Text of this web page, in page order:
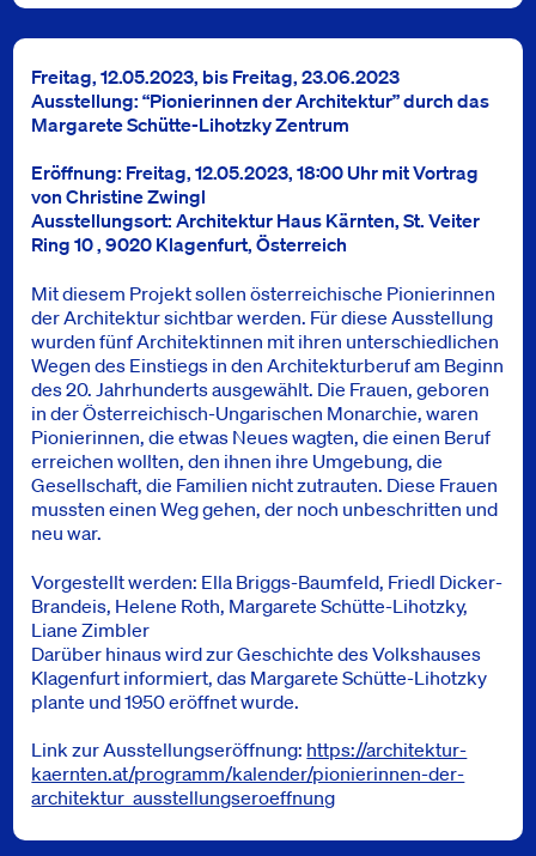
Freitag, 12.05.2023, bis Freitag, 23.06.2023
Ausstellung: “Pionierinnen der Architektur” durch das
Margarete Schütte-Lihotzky Zentrum
Eröffnung: Freitag, 12.05.2023, 18:00 Uhr mit Vortrag
von Christine Zwingl
Ausstellungsort: Architektur Haus Kärnten, St. Veiter
Ring 10 , 9020 Klagenfurt, Österreich
Mit diesem Projekt sollen österreichische Pionierinnen
der Architektur sichtbar werden. Für diese Ausstellung
wurden fünf Architektinnen mit ihren unterschiedlichen
Wegen des Einstiegs in den Architekturberuf am Beginn
des 20. Jahrhunderts ausgewählt. Die Frauen, geboren
in der Österreichisch-Ungarischen Monarchie, waren
Pionierinnen, die etwas Neues wagten, die einen Beruf
erreichen wollten, den ihnen ihre Umgebung, die
Gesellschaft, die Familien nicht zutrauten. Diese Frauen
mussten einen Weg gehen, der noch unbeschritten und
neu war.
Vorgestellt werden: Ella Briggs-Baumfeld, Friedl Dicker-
Brandeis, Helene Roth, Margarete Schütte-Lihotzky,
Liane Zimbler
Darüber hinaus wird zur Geschichte des Volkshauses
Klagenfurt informiert, das Margarete Schütte-Lihotzky
plante und 1950 eröffnet wurde.
Link zur Ausstellungseröffnung: https://architektur-
kaernten.at/programm/kalender/pionierinnen-der-
architektur_ausstellungseroeffnung